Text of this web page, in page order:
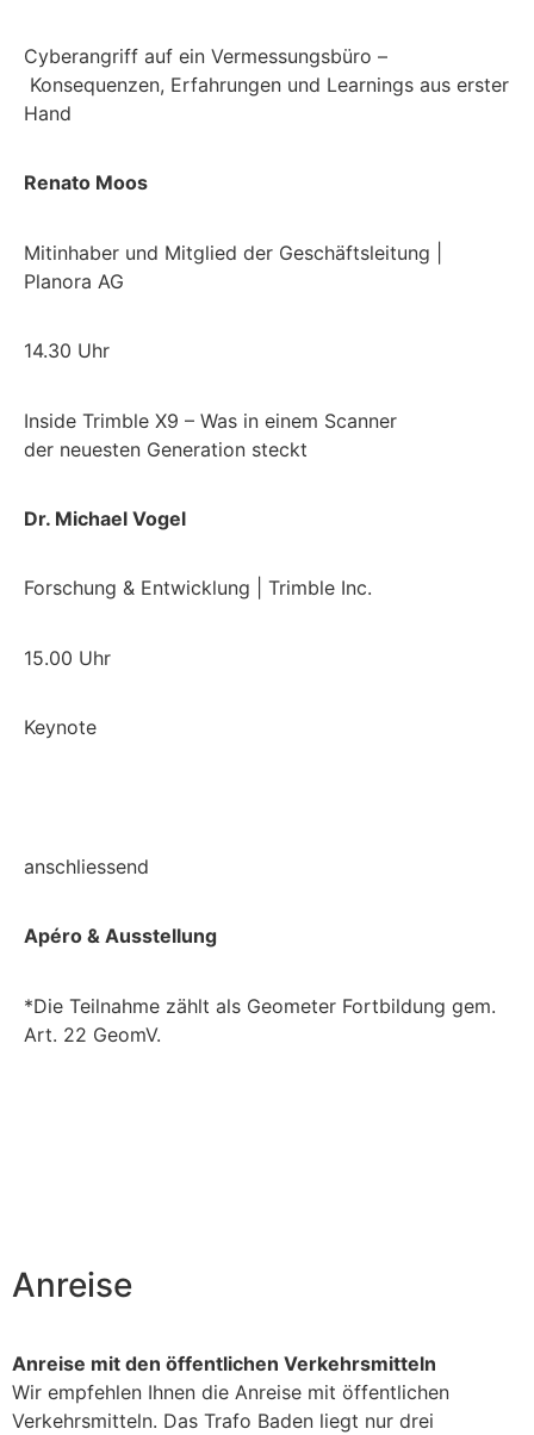
Cyberangriff auf ein Vermessungsbüro –
Konsequenzen, Erfahrungen und Learnings aus erster
Hand
Renato Moos
Mitinhaber und Mitglied der Geschäftsleitung |
Planora AG
14.30 Uhr
Inside Trimble X9 – Was in einem Scanner
der neuesten Generation steckt
Dr. Michael Vogel
Forschung & Entwicklung | Trimble Inc.
15.00 Uhr
Keynote
anschliessend
Apéro & Ausstellung
*Die Teilnahme zählt als Geometer Fortbildung gem.
Art. 22 GeomV.
Anreise
Anreise mit den öffentlichen Verkehrsmitteln
Wir empfehlen Ihnen die Anreise mit öffentlichen
Verkehrsmitteln. Das Trafo Baden liegt nur drei